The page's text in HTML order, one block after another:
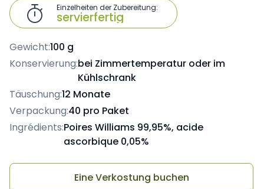
 Einzelheiten der Zubereitung:
servierfertig
Gewicht:100 g
Konservierung:bei Zimmertemperatur oder im
Kühlschrank
Täuschung:12 Monate
Verpackung:40 pro Paket
Ingrédients:Poires Williams 99,95%, acide
ascorbique 0,05%
Eine Verkostung buchen